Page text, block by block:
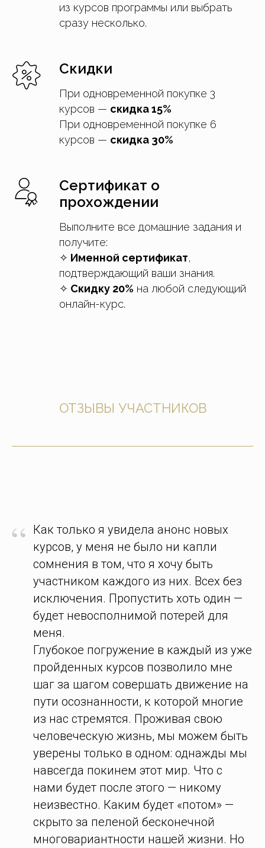
из курсов программы или выбрать
сразу несколько.
Скидки
При одновременной покупке 3
курсов — скидка 15%
При одновременной покупке 6
курсов — скидка 30%
Сертификат о
прохождении
Выполните все домашние задания и
получите:
✧ Именной сертификат,
подтверждающий ваши знания.
✧ Скидку 20% на любой следующий
онлайн-курс.
ОТЗЫВЫ УЧАСТНИКОВ
“ Как только я увидела анонс новых
курсов, у меня не было ни капли
сомнения в том, что я хочу быть
участником каждого из них. Всех без
исключения. Пропустить хоть один —
будет невосполнимой потерей для
меня.
Глубокое погружение в каждый из уже
пройденных курсов позволило мне
шаг за шагом совершать движение на
пути осознанности, к которой многие
из нас стремятся. Проживая свою
человеческую жизнь, мы можем быть
уверены только в одном: однажды мы
навсегда покинем этот мир. Что с
нами будет после этого — никому
неизвестно. Каким будет «потом» —
скрыто за пеленой бесконечной
многовариантности нашей жизни. Но